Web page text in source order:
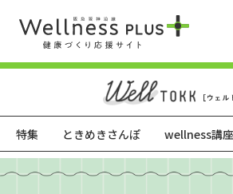
特集 ときめきさんぽ wellness講座
ウェルネス動